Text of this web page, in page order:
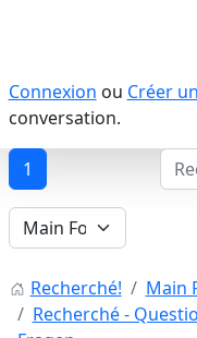
Connexion ou Créer
conversation.
1
Recherché!
Main
Recherché -